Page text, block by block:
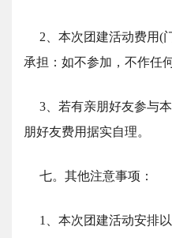
2、本次团建活动费用(
承担：如不参加，不作任
3、若有亲朋好友参与
朋好友费用据实自理。
七。其他注意事项：
1、本次团建活动安排